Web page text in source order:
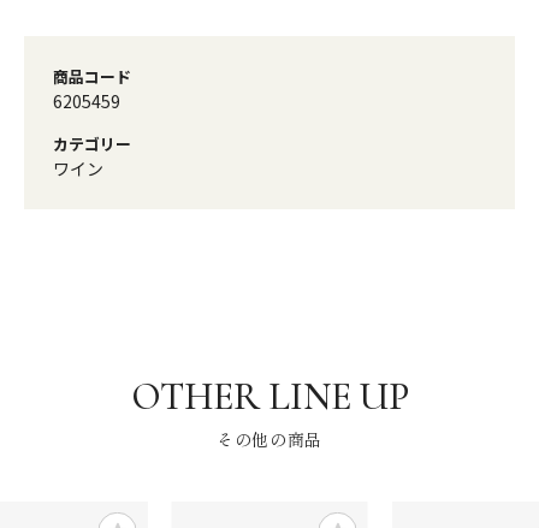
商品コード
6205459
カテゴリー
ワイン
その他の商品